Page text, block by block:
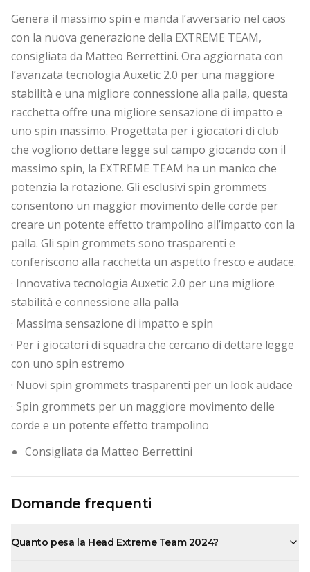
Genera il massimo spin e manda l’avversario nel caos
con la nuova generazione della EXTREME TEAM,
consigliata da Matteo Berrettini. Ora aggiornata con
l’avanzata tecnologia Auxetic 2.0 per una maggiore
stabilità e una migliore connessione alla palla, questa
racchetta offre una migliore sensazione di impatto e
uno spin massimo. Progettata per i giocatori di club
che vogliono dettare legge sul campo giocando con il
massimo spin, la EXTREME TEAM ha un manico che
potenzia la rotazione. Gli esclusivi spin grommets
consentono un maggior movimento delle corde per
creare un potente effetto trampolino all’impatto con la
palla. Gli spin grommets sono trasparenti e
conferiscono alla racchetta un aspetto fresco e audace.
· Innovativa tecnologia Auxetic 2.0 per una migliore
stabilità e connessione alla palla
· Massima sensazione di impatto e spin
· Per i giocatori di squadra che cercano di dettare legge
con uno spin estremo
· Nuovi spin grommets trasparenti per un look audace
· Spin grommets per un maggiore movimento delle
corde e un potente effetto trampolino
Consigliata da Matteo Berrettini
Domande frequenti
Quanto pesa la Head Extreme Team 2024?